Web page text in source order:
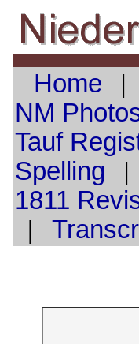
Home |
NM
Tauf
Spelling |
1811
|